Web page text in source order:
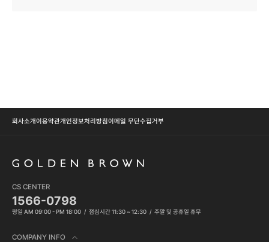
회사소개이용약관개인정보처리방침이메일 무단수집거부
CS CENTER
1566-0798
평일 AM 09:00 - PM 18:00 점심시간 11:30 ~ 12:30 주말 및 공휴일 휴무
COMPANY INFO